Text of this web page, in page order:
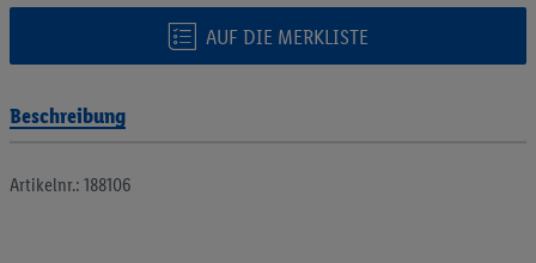
AUF DIE MERKLISTE
Beschreibung
Artikelnr.: 188106